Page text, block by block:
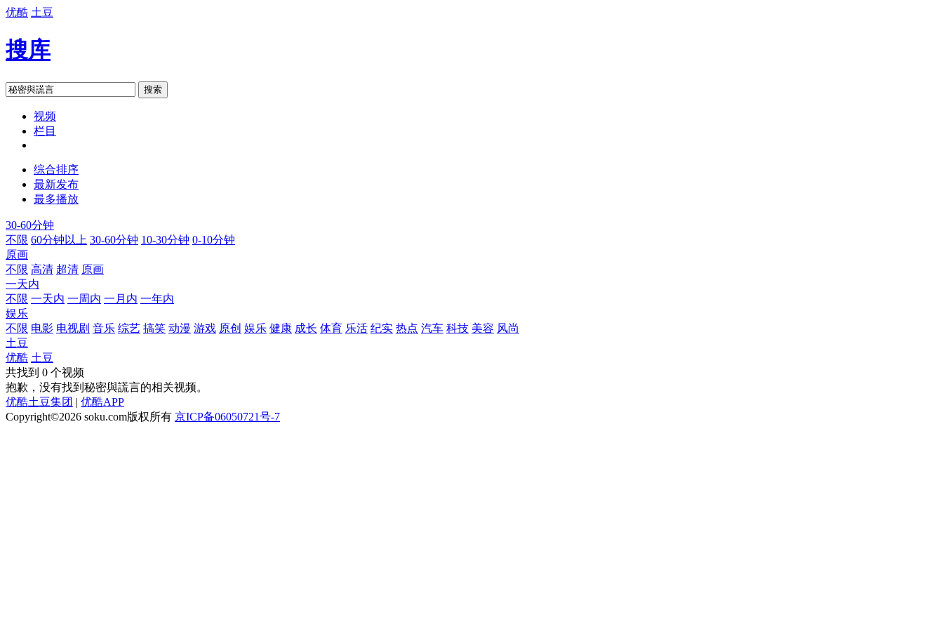
优酷 土豆
搜库
搜索
视频
栏目
综合排序
最新发布
最多播放
30-60分钟
不限 60分钟以上 30-60分钟 10-30分钟 0-10分钟
原画
不限 高清 超清 原画
一天内
不限 一天内 一周内 一月内 一年内
娱乐
不限 电影 电视剧 音乐 综艺 搞笑 动漫 游戏 原创 娱乐 健康 成长 体育 乐活 纪实 热点 汽车 科技 美容 风尚
土豆
优酷 土豆
共找到 0 个视频
抱歉，没有找到 秘密與謊言的相关视频。
优酷土豆集团 | 优酷APP
Copyright©2026 soku.com版权所有 京ICP备06050721号-7